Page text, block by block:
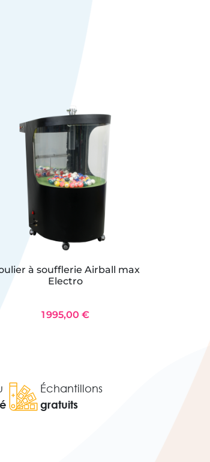
à soufflerie Airball max
Electro
1 995,00 €
Échantillons
gratuits